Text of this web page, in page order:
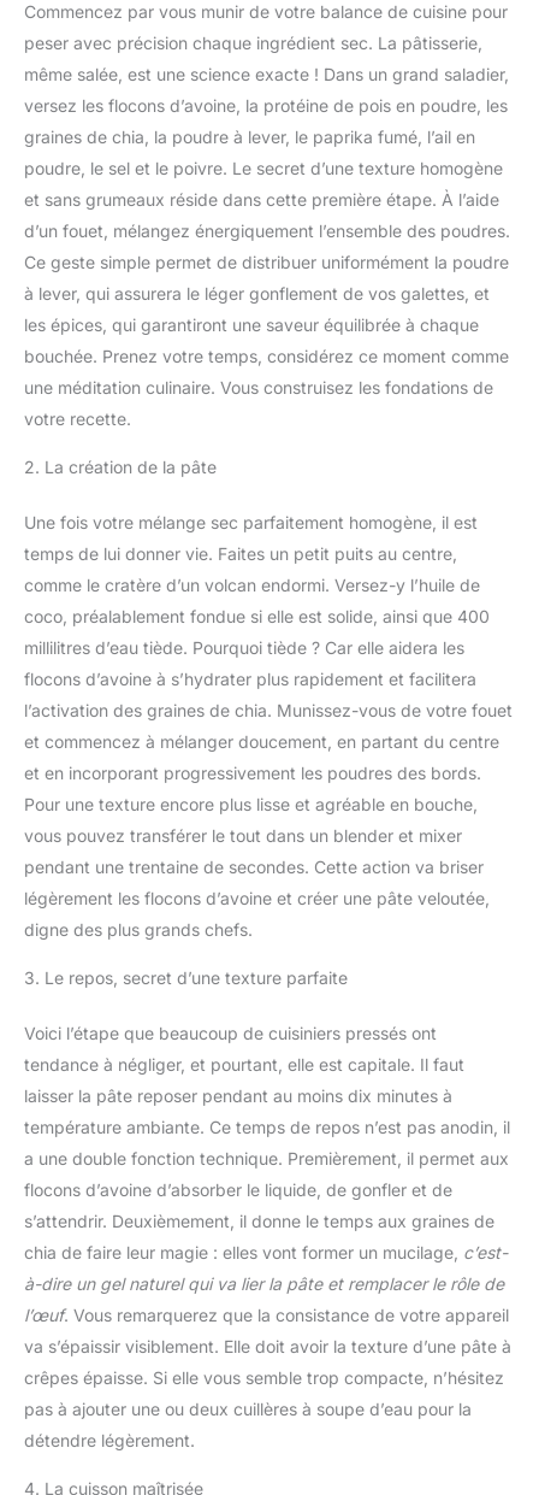
Commencez par vous munir de votre balance de cuisine pour
peser avec précision chaque ingrédient sec. La pâtisserie,
même salée, est une science exacte ! Dans un grand saladier,
versez les flocons d’avoine, la protéine de pois en poudre, les
graines de chia, la poudre à lever, le paprika fumé, l’ail en
poudre, le sel et le poivre. Le secret d’une texture homogène
et sans grumeaux réside dans cette première étape. À l’aide
d’un fouet, mélangez énergiquement l’ensemble des poudres.
Ce geste simple permet de distribuer uniformément la poudre
à lever, qui assurera le léger gonflement de vos galettes, et
les épices, qui garantiront une saveur équilibrée à chaque
bouchée. Prenez votre temps, considérez ce moment comme
une méditation culinaire. Vous construisez les fondations de
votre recette.
2. La création de la pâte
Une fois votre mélange sec parfaitement homogène, il est
temps de lui donner vie. Faites un petit puits au centre,
comme le cratère d’un volcan endormi. Versez-y l’huile de
coco, préalablement fondue si elle est solide, ainsi que 400
millilitres d’eau tiède. Pourquoi tiède ? Car elle aidera les
flocons d’avoine à s’hydrater plus rapidement et facilitera
l’activation des graines de chia. Munissez-vous de votre fouet
et commencez à mélanger doucement, en partant du centre
et en incorporant progressivement les poudres des bords.
Pour une texture encore plus lisse et agréable en bouche,
vous pouvez transférer le tout dans un blender et mixer
pendant une trentaine de secondes. Cette action va briser
légèrement les flocons d’avoine et créer une pâte veloutée,
digne des plus grands chefs.
3. Le repos, secret d’une texture parfaite
Voici l’étape que beaucoup de cuisiniers pressés ont
tendance à négliger, et pourtant, elle est capitale. Il faut
laisser la pâte reposer pendant au moins dix minutes à
température ambiante. Ce temps de repos n’est pas anodin, il
a une double fonction technique. Premièrement, il permet aux
flocons d’avoine d’absorber le liquide, de gonfler et de
s’attendrir. Deuxièmement, il donne le temps aux graines de
chia de faire leur magie : elles vont former un mucilage, c’est-
à-dire un gel naturel qui va lier la pâte et remplacer le rôle de
l’œuf. Vous remarquerez que la consistance de votre appareil
va s’épaissir visiblement. Elle doit avoir la texture d’une pâte à
crêpes épaisse. Si elle vous semble trop compacte, n’hésitez
pas à ajouter une ou deux cuillères à soupe d’eau pour la
détendre légèrement.
4. La cuisson maîtrisée